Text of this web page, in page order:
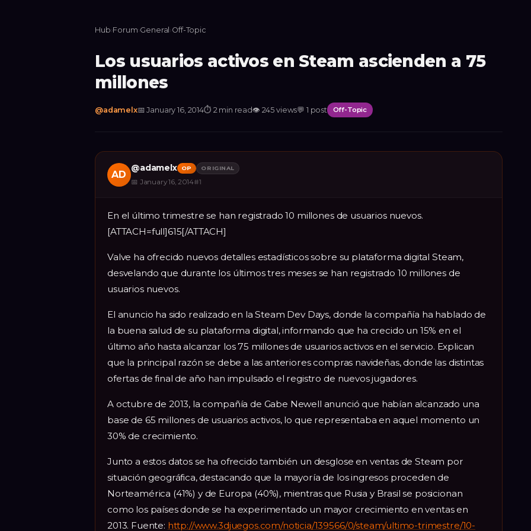
Hub›Forum›General ›Off-Topic
Los usuarios activos en Steam ascienden a 75
millones
@adamelx📅January 16, 2014⏱ 2 min read👁 245 views💬 1 post Off-Topic
AD
@adamelx OP ORIGINAL
📅 January 16, 2014#1
En el último trimestre se han registrado 10 millones de usuarios nuevos.
[ATTACH=full]615[/ATTACH]
Valve ha ofrecido nuevos detalles estadísticos sobre su plataforma digital Steam,
desvelando que durante los últimos tres meses se han registrado 10 millones de
usuarios nuevos.
El anuncio ha sido realizado en la Steam Dev Days, donde la compañía ha hablado de
la buena salud de su plataforma digital, informando que ha crecido un 15% en el
último año hasta alcanzar los 75 millones de usuarios activos en el servicio. Explican
que la principal razón se debe a las anteriores compras navideñas, donde las distintas
ofertas de final de año han impulsado el registro de nuevos jugadores.
A octubre de 2013, la compañía de Gabe Newell anunció que habían alcanzado una
base de 65 millones de usuarios activos, lo que representaba en aquel momento un
30% de crecimiento.
Junto a estos datos se ha ofrecido también un desglose en ventas de Steam por
situación geográfica, destacando que la mayoría de los ingresos proceden de
Norteamérica (41%) y de Europa (40%), mientras que Rusia y Brasil se posicionan
como los países donde se ha experimentado un mayor crecimiento en ventas en
2013. Fuente: http://www.3djuegos.com/noticia/139566/0/steam/ultimo-trimestre/10-